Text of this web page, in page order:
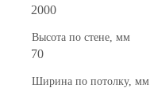
2000
Высота по стене, мм
70
Ширина по потолку, мм